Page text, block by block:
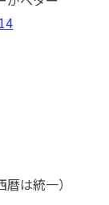
は統一）